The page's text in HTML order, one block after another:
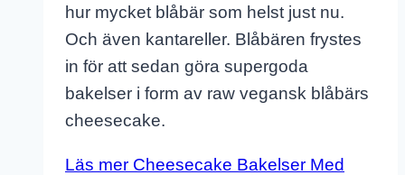
hur mycket blåbär som helst just nu.
Och även kantareller. Blåbären frystes
in för att sedan göra supergoda
bakelser i form av raw vegansk blåbärs
cheesecake.
Läs mer Cheesecake Bakelser Med